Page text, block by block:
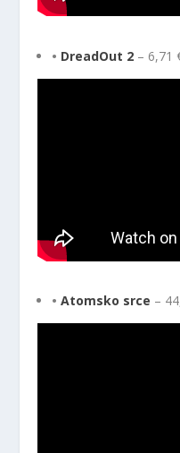
• DreadOut 2 – 6,71
• Atomsko srce –